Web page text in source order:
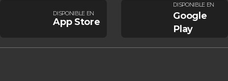
DISPONIBLE EN
App Store
DISPONIBLE EN
Google
Play